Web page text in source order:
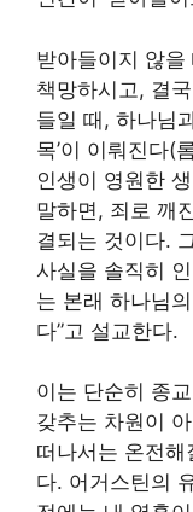
받아들이지 않
책망하시고, 결
들일 때, 하나님
목’이 이뤄진다(
인생이 영원한
말하면, 죄로 깨
결되는 것이다.
사실을 솔직히
는 본래 하나님
다”고 설교한다.
이는 단순히 종
갖추는 차원이
떠나서는 온전해
다. 어거스틴의